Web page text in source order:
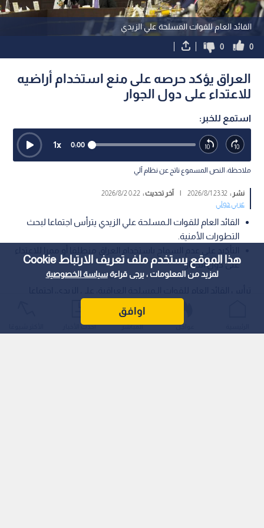
هذا الموقع يستخدم ملف تعريف الارتباط Cookie
لمزيد من المعلومات ، يرجى قراءةسياسة الخصوصية
اوافق
القائد العام للقوات المسلحة علي الزيدي
0
0
العراق يؤكد حرصه على منع استخدام أراضيه
للاعتداء على دول الجوار
استمع للخبر:
0:00
1x
ملاحظة: النص المسموع ناتج عن نظام آلي
نشر :23:32 2026/8/1
| آخر تحديث :0:22 2026/8/2
عربي دولي
القائد العام للقوات الـمسلحة علي الزيدي يترأس اجتماعا لبحث
التطورات الأمنية.
على دول الجوار.
ينطلق من الأراضي العراقية نحو دول الجوار.
عواجل المباشر أحدث الأخبار